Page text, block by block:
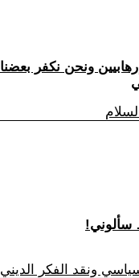
ونقد الفكر الديني